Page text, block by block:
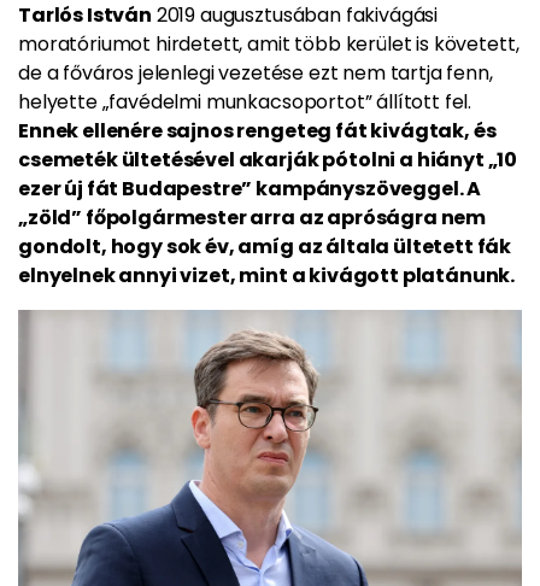
Tarlós István 2019 augusztusában fakivágási
moratóriumot hirdetett, amit több kerület is követett,
de a főváros jelenlegi vezetése ezt nem tartja fenn,
helyette „favédelmi munkacsoportot” állított fel.
Ennek ellenére sajnos rengeteg fát kivágtak, és
csemeték ültetésével akarják pótolni a hiányt „10
ezer új fát Budapestre” kampányszöveggel. A
„zöld” főpolgármester arra az apróságra nem
gondolt, hogy sok év, amíg az általa ültetett fák
elnyelnek annyi vizet, mint a kivágott platánunk.